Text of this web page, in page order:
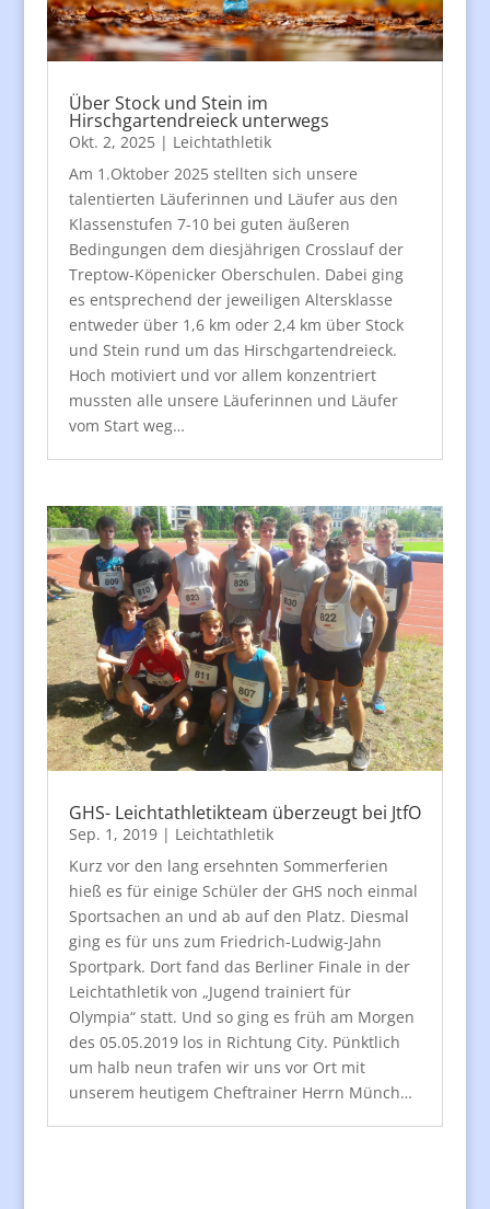
Über Stock und Stein im
Hirschgartendreieck unterwegs
Okt. 2, 2025| Leichtathletik
Am 1.Oktober 2025 stellten sich unsere
talentierten Läuferinnen und Läufer aus den
Klassenstufen 7-10 bei guten äußeren
Bedingungen dem diesjährigen Crosslauf der
Treptow-Köpenicker Oberschulen. Dabei ging
es entsprechend der jeweiligen Altersklasse
entweder über 1,6 km oder 2,4 km über Stock
und Stein rund um das Hirschgartendreieck.
Hoch motiviert und vor allem konzentriert
mussten alle unsere Läuferinnen und Läufer
vom Start weg…
GHS- Leichtathletikteam überzeugt bei JtfO
Sep. 1, 2019| Leichtathletik
Kurz vor den lang ersehnten Sommerferien
hieß es für einige Schüler der GHS noch einmal
Sportsachen an und ab auf den Platz. Diesmal
ging es für uns zum Friedrich-Ludwig-Jahn
Sportpark. Dort fand das Berliner Finale in der
Leichtathletik von „Jugend trainiert für
Olympia“ statt. Und so ging es früh am Morgen
des 05.05.2019 los in Richtung City. Pünktlich
um halb neun trafen wir uns vor Ort mit
unserem heutigem Cheftrainer Herrn Münch…